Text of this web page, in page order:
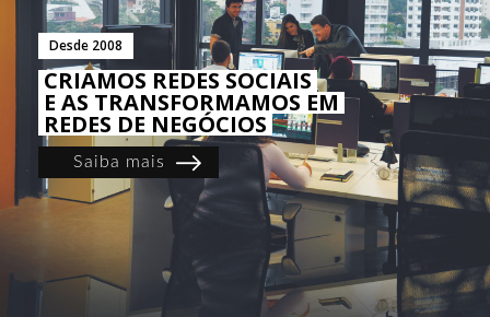
Desde 2008
CRIAMOS REDES SOCIAIS
E AS TRANSFORMAMOS EM
REDES DE NEGÓCIOS
Saiba mais